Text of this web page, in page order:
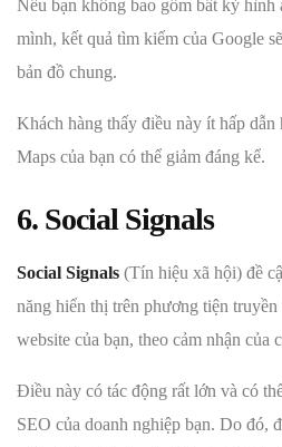
Nếu bạn không bao gồm bất kỳ hình
mình, kết quả tìm kiếm của Google
bản đồ chung.
Khách hàng thấy điều này ít hấp
Maps của bạn có thể giảm đáng kể.
6. Social Signals
Social Signals (Tín hiệu xã hội) đề
năng hiển thị trên phương tiện
website của bạn, theo cảm nhận của
Điều này có tác động rất lớn và có
SEO của doanh nghiệp bạn. Do đó,